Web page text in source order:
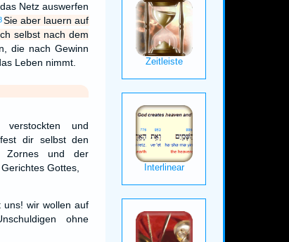
Netz auswerfen
Sie aber lauern auf
selbst nach dem
die nach Gewinn
Leben nimmt.
und
dir selbst den
und der
Gottes,
uns! wir wollen auf
ohne